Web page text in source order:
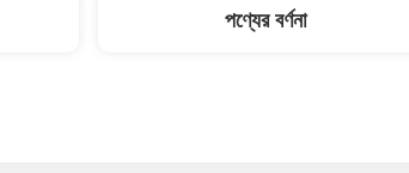
পণ্যের বর্ণনা